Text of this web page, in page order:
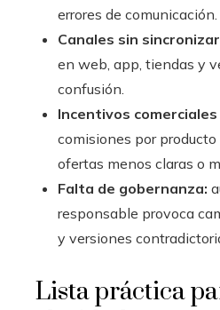
errores de comunicación.
Canales sin
en web, app, tiendas y
confusión.
Incentivos
comisiones por
ofertas menos claras o
Falta de gobernanza:
responsable provoca
y versiones
Lista práctica